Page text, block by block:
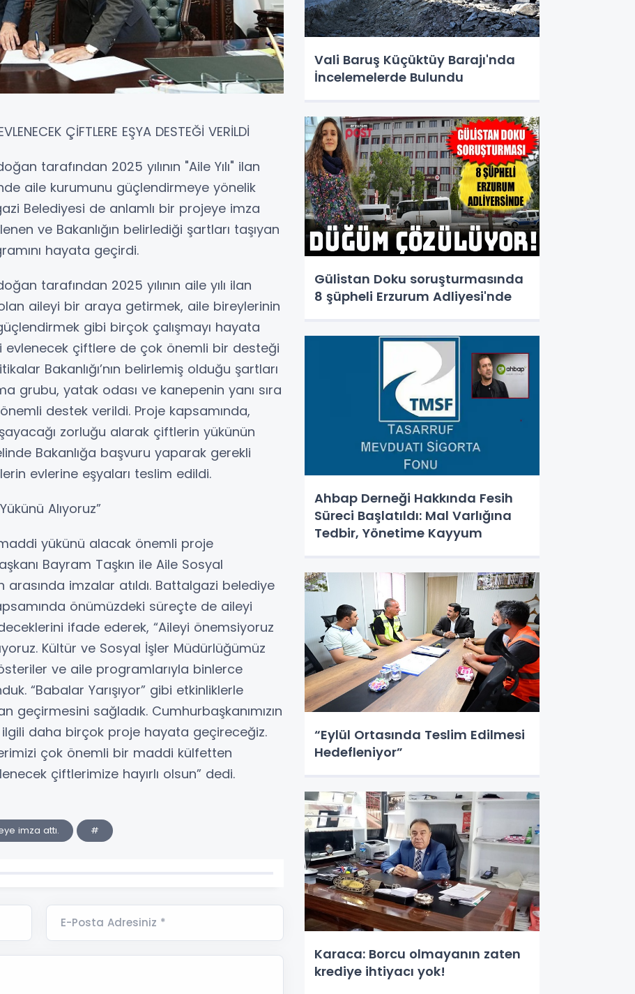
ÇİFTLERE EŞYA DESTEĞİ VERİLDİ
tarafından 2025 yılının "Aile Yılı" ilan
aile kurumunu güçlendirmeye yönelik
Belediyesi de anlamlı bir projeye imza
ve Bakanlığın belirlediği şartları taşıyan
hayata geçirdi.
tarafından 2025 yılının aile yılı ilan
aileyi bir araya getirmek, aile bireylerinin
gibi birçok çalışmayı hayata
evlenecek çiftlere de çok önemli bir desteği
Bakanlığı’nın belirlemiş olduğu şartları
grubu, yatak odası ve kanepenin yanı sıra
destek verildi. Proje kapsamında,
zorluğu alarak çiftlerin yükünün
Bakanlığa başvuru yaparak gerekli
evlerine eşyaları teslim edildi.
Alıyoruz”
yükünü alacak önemli proje
Bayram Taşkın ile Aile Sosyal
imzalar atıldı. Battalgazi belediye
önümüzdeki süreçte de aileyi
ifade ederek, “Aileyi önemsiyoruz
Kültür ve Sosyal İşler Müdürlüğümüz
ve aile programlarıyla binlerce
“Babalar Yarışıyor” gibi etkinliklerle
geçirmesini sağladık. Cumhurbaşkanımızın
ilgili daha birçok proje hayata geçireceğiz.
çok önemli bir maddi külfetten
çiftlerimize hayırlı olsun” dedi.
imza attı. #
E-Posta Adresiniz *
Vali Baruş Küçüktüy Barajı'nda
İncelemelerde Bulundu
Gülistan Doku soruşturmasında
8 şüpheli Erzurum Adliyesi'nde
Ahbap Derneği Hakkında Fesih
Süreci Başlatıldı: Mal Varlığına
Tedbir, Yönetime Kayyum
“Eylül Ortasında Teslim Edilmesi
Hedefleniyor”
Karaca: Borcu olmayanın zaten
krediye ihtiyacı yok!